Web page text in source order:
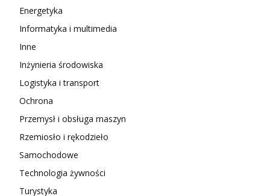
Energetyka
Informatyka i multimedia
Inne
Inżynieria środowiska
Logistyka i transport
Ochrona
Przemysł i obsługa maszyn
Rzemiosło i rękodzieło
Samochodowe
Technologia żywności
Turystyka